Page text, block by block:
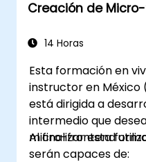
Creación de
14 Horas
Esta formación en
instructor en México
está dirigida a
intermedio que
micro-frontend
Al finalizar esta
serán capaces de: